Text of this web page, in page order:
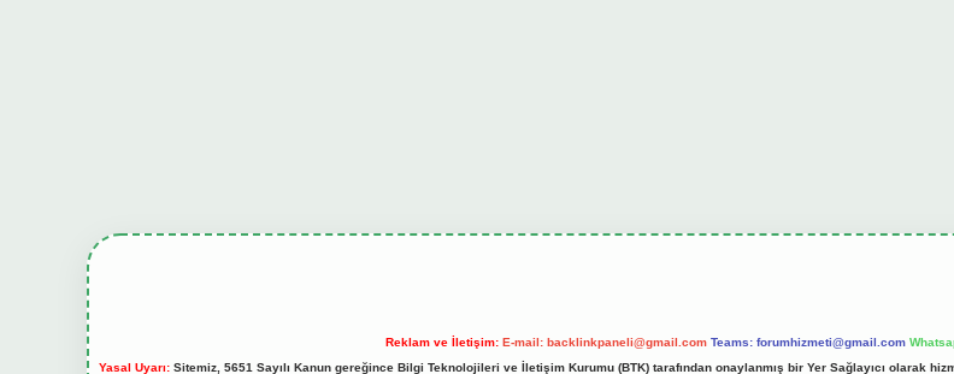
Reklam ve İletişim: E-mail: backlinkpaneli@gmail.com Teams: forumhizmeti@gmail.com
Yasal Uyarı:Sitemiz, 5651 Sayılı Kanun gereğince Bilgi Teknolojileri ve İletişim Kurumu (BTK) tarafından onaylanmış bir Yer Sağlayıcı olarak